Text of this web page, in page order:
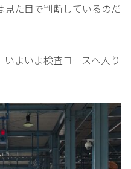
見た目で判断しているのだ
よいよ検査コースへ入り